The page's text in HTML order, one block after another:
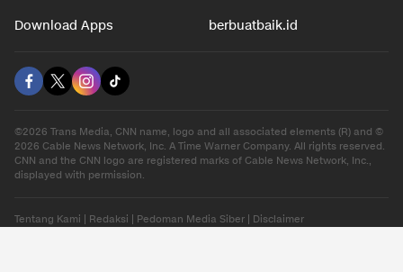
Download Apps berbuatbaik.id
©2026 Trans Media, CNN name, logo and all associated elements (R) and ©
2026 Cable News Network, Inc. A Time Warner Company. All rights reserved.
CNN and the CNN logo are registered marks of Cable News Network, Inc.,
displayed with permission.
Tentang Kami Redaksi Pedoman Media Siber Disclaimer